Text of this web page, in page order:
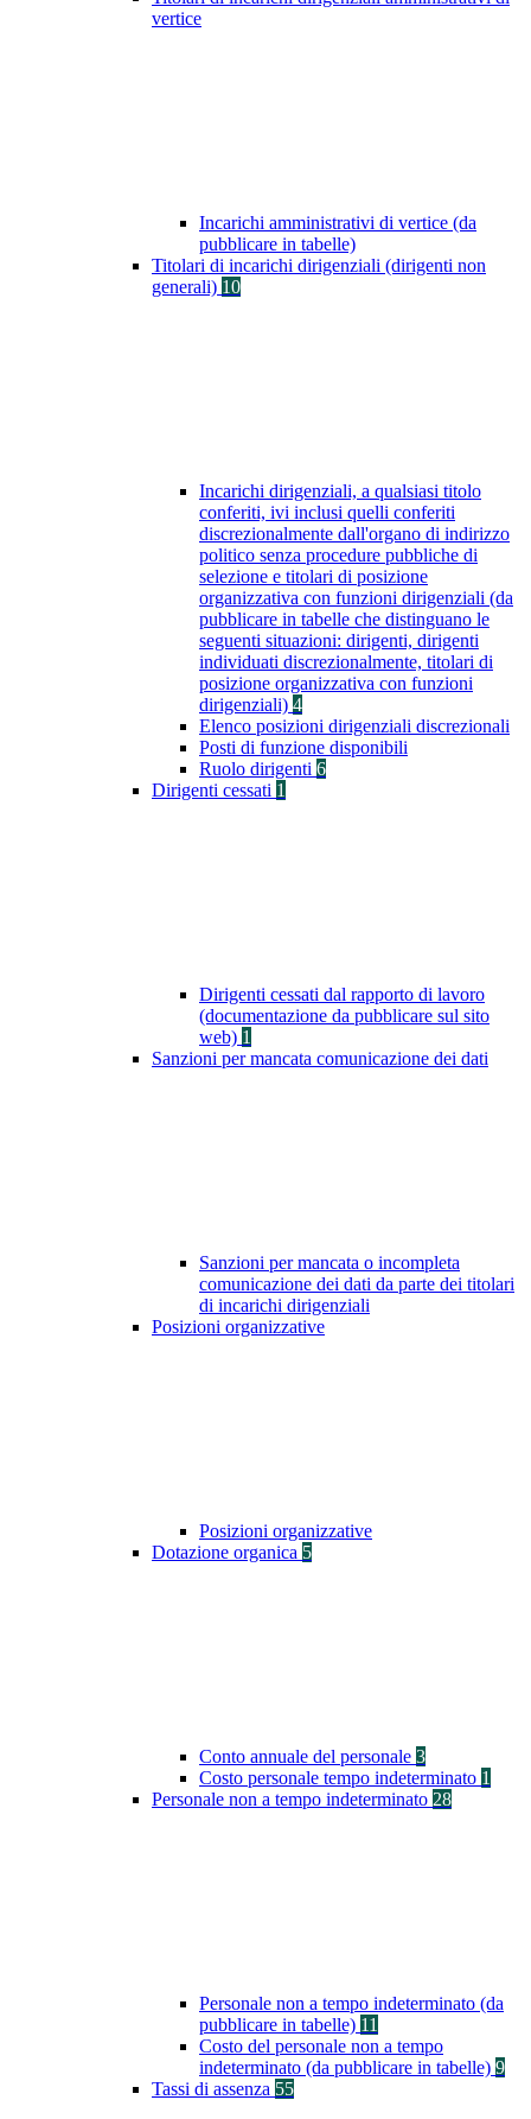
vertice
Incarichi amministrativi di vertice (da
pubblicare in tabelle)
Titolari di incarichi dirigenziali (dirigenti non
generali) 10
Incarichi dirigenziali, a qualsiasi titolo
conferiti, ivi inclusi quelli conferiti
discrezionalmente dall'organo di indirizzo
politico senza procedure pubbliche di
selezione e titolari di posizione
organizzativa con funzioni dirigenziali (da
pubblicare in tabelle che distinguano le
seguenti situazioni: dirigenti, dirigenti
individuati discrezionalmente, titolari di
posizione organizzativa con funzioni
dirigenziali) 4
Elenco posizioni dirigenziali discrezionali
Posti di funzione disponibili
Ruolo dirigenti 6
Dirigenti cessati 1
Dirigenti cessati dal rapporto di lavoro
(documentazione da pubblicare sul sito
web) 1
Sanzioni per mancata comunicazione dei dati
Sanzioni per mancata o incompleta
comunicazione dei dati da parte dei titolari
di incarichi dirigenziali
Posizioni organizzative
Posizioni organizzative
Dotazione organica 5
Conto annuale del personale 3
Costo personale tempo indeterminato 1
Personale non a tempo indeterminato 28
Personale non a tempo indeterminato (da
pubblicare in tabelle) 11
Costo del personale non a tempo
indeterminato (da pubblicare in tabelle) 9
Tassi di assenza 55